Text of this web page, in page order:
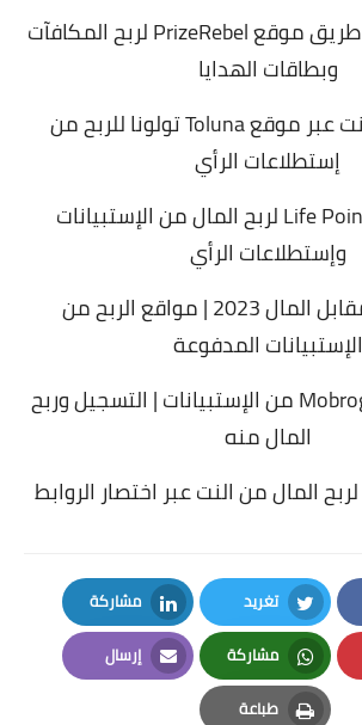
ربح المال من عن طريق موقع PrizeRebel لربح المكافآت
وبطاقات الهدايا
الربح من الانترنت عبر موقع Toluna تولونا للربح من
إستطلاعات الرأي
شرح موقع Life Points لربح المال من الإستبيانات
وإستطلاعات الرأي
استطلاعات مقابل المال 2023 | مواقع الربح من
الإستبيانات المدفوعة
الربح من موقع Mobrog من الإستبيانات | التسجيل وربح
المال منه
تغريد
Twitter
مشاركة
LinkedIn
مشاركة
Whatsapp
إرسال
Email
طباعة